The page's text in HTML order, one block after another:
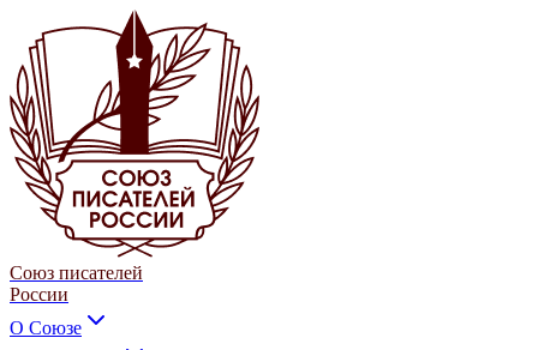
Союз писателей
России
О Союзе